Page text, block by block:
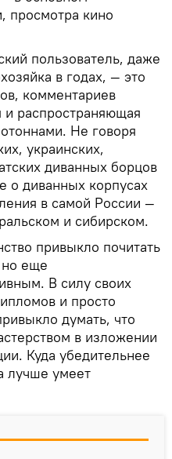
просмотра кино
пользователь, даже
в годах, — это
комментариев
и распространяющая
Не говоря
украинских,
диванных борцов
о диванных корпусах
в самой России —
и сибирском.
привыкло почитать
но еще
В силу своих
и просто
думать, что
в изложении
Куда убедительнее
лучше умеет